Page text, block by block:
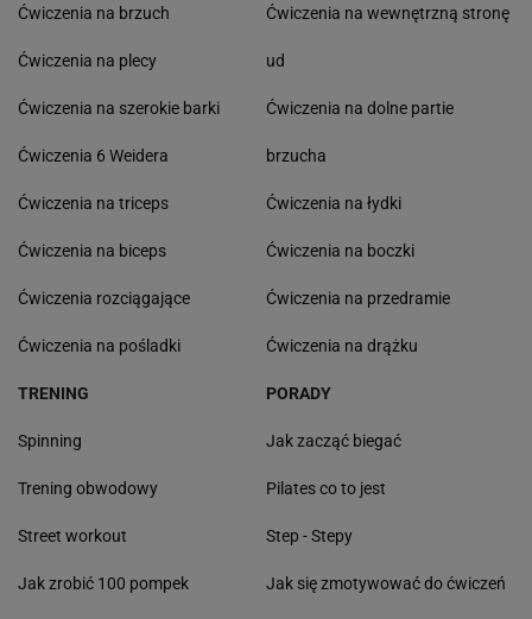
Ćwiczenia na brzuch
Ćwiczenia na plecy
Ćwiczenia na szerokie barki
Ćwiczenia 6 Weidera
Ćwiczenia na triceps
Ćwiczenia na biceps
Ćwiczenia rozciągające
Ćwiczenia na pośladki
Ćwiczenia na wewnętrzną stronę
ud
Ćwiczenia na dolne partie
brzucha
Ćwiczenia na łydki
Ćwiczenia na boczki
Ćwiczenia na przedramie
Ćwiczenia na drążku
TRENING
Spinning
Trening obwodowy
Street workout
Jak zrobić 100 pompek
PORADY
Jak zacząć biegać
Pilates co to jest
Step - Stepy
Jak się zmotywować do ćwiczeń